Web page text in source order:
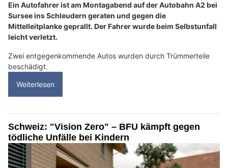
Ein Autofahrer ist am Montagabend auf der Autobahn A2 bei
Sursee ins Schleudern geraten und gegen die
Mittelleitplanke geprallt. Der Fahrer wurde beim Selbstunfall
leicht verletzt.
Zwei entgegenkommende Autos wurden durch Trümmerteile
beschädigt.
Weiterlesen
Schweiz: "Vision Zero" – BFU kämpft gegen
tödliche Unfälle bei Kindern